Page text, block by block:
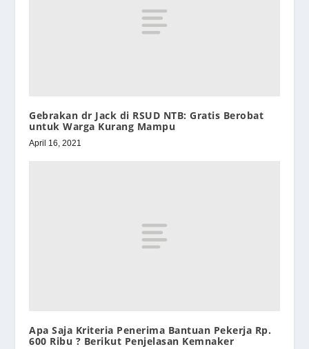
Gebrakan dr Jack di RSUD NTB: Gratis Berobat
untuk Warga Kurang Mampu
April 16, 2021
Apa Saja Kriteria Penerima Bantuan Pekerja Rp.
600 Ribu ? Berikut Penjelasan Kemnaker